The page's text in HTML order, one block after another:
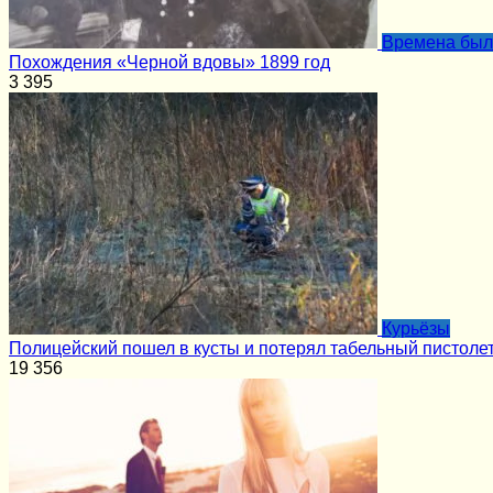
Времена
Похождения «Черной вдовы» 1899 год
3 395
Курьёзы
Полицейский пошел в кусты и потерял табельный
19 356